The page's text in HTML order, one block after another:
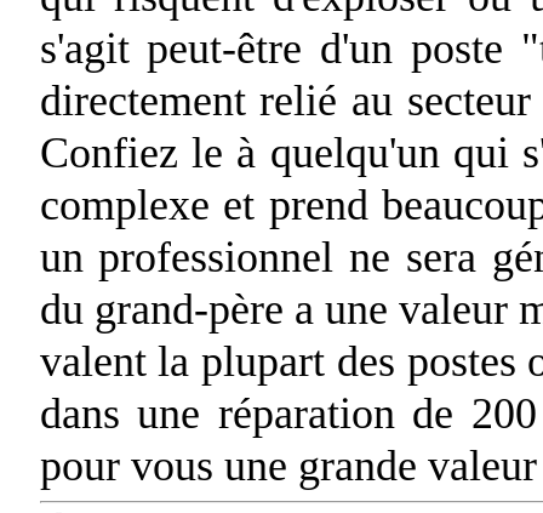
s'agit peut-être d'un poste
directement relié au
Confiez le à quelqu'un qui
complexe et prend
un professionnel ne sera
du grand-père a une valeur
valent la plupart des postes
dans une réparation de
pour vous une grande